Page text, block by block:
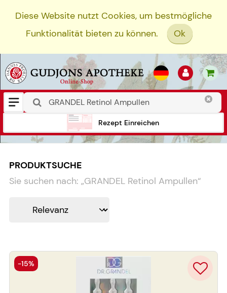
Diese Website nutzt Cookies, um bestmögliche
Funktionalität bieten zu können.
Ok
Rezept Einreichen
PRODUKTSUCHE
Sie suchen nach: „GRANDEL Retinol Ampullen“
-15%